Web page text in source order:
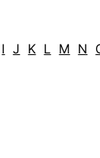
I J K L M N